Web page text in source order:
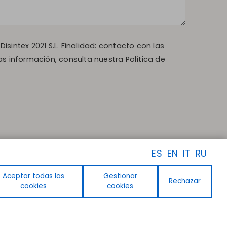
2021 S.L. Finalidad: contacto con las
información, consulta nuestra Política de
ES EN IT RU
Aceptar todas las
cookies
Gestionar
cookies
Rechazar
SÍGUENOS